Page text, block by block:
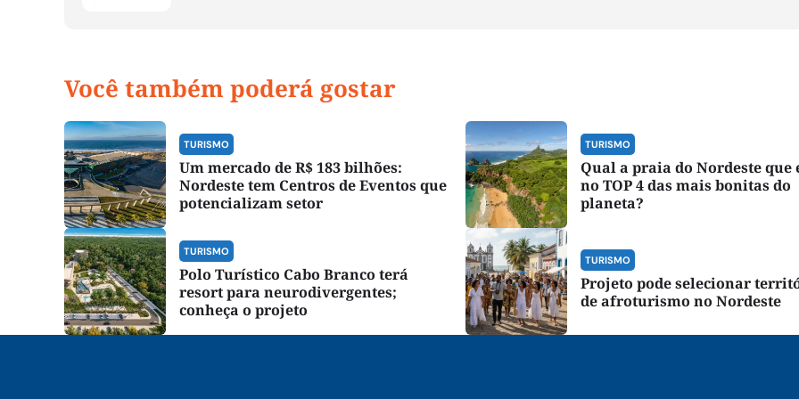
Você também poderá gostar
TURISMO
Um mercado de R$ 183 bilhões:
Nordeste tem Centros de Eventos que
potencializam setor
TURISMO
Qual a praia do Nordeste que
no TOP 4 das mais bonitas do
planeta?
TURISMO
Polo Turístico Cabo Branco terá
resort para neurodivergentes;
conheça o projeto
TURISMO
Projeto pode selecionar
de afroturismo no Nordeste